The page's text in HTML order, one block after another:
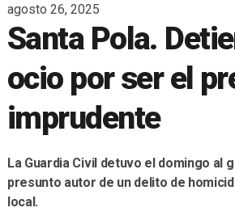
agosto 26, 2025
Santa Pola.
ocio por ser el
imprudente
La Guardia Civil detuvo el domingo al
presunto autor de un delito de
local.